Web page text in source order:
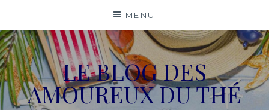
content
MENU
LE BLOG DES
AMOUREUX DU THÉ